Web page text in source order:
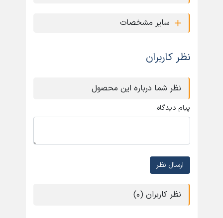
سایر مشخصات
نظر کاربران
نظر شما درباره این محصول
پیام دیدگاه:
ارسال نظر
نظر کاربران (0)